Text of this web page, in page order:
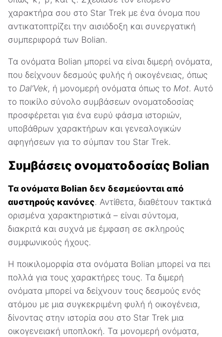
χαρακτήρα σου στο Star Trek με ένα όνομα που
αντικατοπτρίζει την αισιόδοξη και συνεργατική
συμπεριφορά των Bolian.
Τα ονόματα Bolian μπορεί να είναι διμερή ονόματα,
που δείχνουν δεσμούς φυλής ή οικογένειας, όπως
το Dal’Vek, ή μονομερή ονόματα όπως το Mot. Αυτό
το ποικίλο σύνολο συμβάσεων ονοματοδοσίας
προσφέρεται για ένα ευρύ φάσμα ιστοριών,
υποβάθρων χαρακτήρων και γενεαλογικών
αφηγήσεων για το σύμπαν του Star Trek.
Συμβάσεις ονοματοδοσίας Bolian
Τα ονόματα Bolian δεν δεσμεύονται από
αυστηρούς κανόνες. Αντίθετα, διαθέτουν τακτικά
ορισμένα χαρακτηριστικά – είναι σύντομα,
διακριτά και συχνά με έμφαση σε σκληρούς
συμφωνικούς ήχους.
Η ποικιλομορφία στα ονόματα Bolian μπορεί να πει
πολλά για τους χαρακτήρες τους. Τα διμερή
ονόματα μπορεί να δείχνουν τους δεσμούς ενός
ατόμου με μια συγκεκριμένη φυλή ή οικογένεια,
δίνοντας στην ιστορία σου στο Star Trek μια
οικογενειακή υποπλοκή. Τα μονομερή ονόματα,